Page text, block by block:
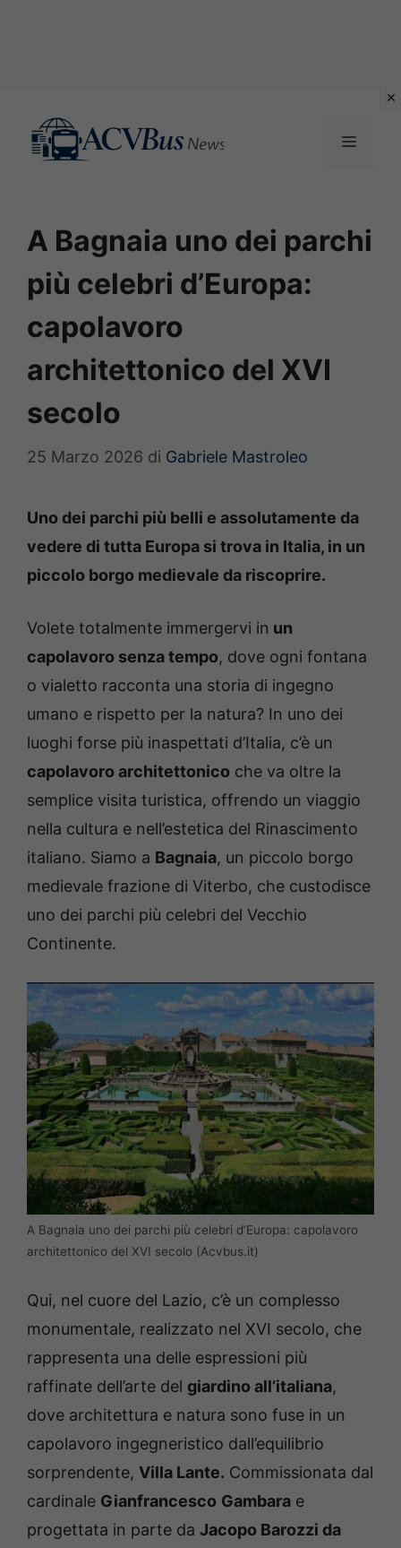
contenuto
MENU
A Bagnaia uno dei parchi
più celebri d’Europa:
capolavoro
architettonico del XVI
secolo
25 Marzo 2026 di Gabriele Mastroleo
Uno dei parchi più belli e assolutamente da
vedere di tutta Europa si trova in Italia, in un
piccolo borgo medievale da riscoprire.
Volete totalmente immergervi in un
capolavoro senza tempo, dove ogni fontana
o vialetto racconta una storia di ingegno
umano e rispetto per la natura? In uno dei
luoghi forse più inaspettati d’Italia, c’è un
capolavoro architettonico che va oltre la
semplice visita turistica, offrendo un viaggio
nella cultura e nell’estetica del Rinascimento
italiano. Siamo a Bagnaia, un piccolo borgo
medievale frazione di Viterbo, che custodisce
uno dei parchi più celebri del Vecchio
Continente.
A Bagnaia uno dei parchi più celebri d’Europa: capolavoro
architettonico del XVI secolo (Acvbus.it)
Qui, nel cuore del Lazio, c’è un complesso
monumentale, realizzato nel XVI secolo, che
rappresenta una delle espressioni più
raffinate dell’arte del giardino all’italiana,
dove architettura e natura sono fuse in un
capolavoro ingegneristico dall’equilibrio
sorprendente, Villa Lante. Commissionata dal
cardinale Gianfrancesco Gambara e
progettata in parte da Jacopo Barozzi da